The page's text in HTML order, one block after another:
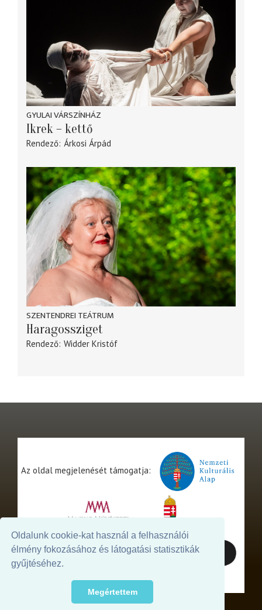
Oldalunk cookie-kat használ a felhasználói
élmény fokozásához és látogatási statisztikák
gyűjtéséhez.
Megértettem
GYULAI VÁRSZÍNHÁZ
Ikrek – kettő
Rendező Árkosi Árpád
SZENTENDREI TEÁTRUM
Haragossziget
Rendező Widder Kristóf
Az oldal megjelenését támogatja: